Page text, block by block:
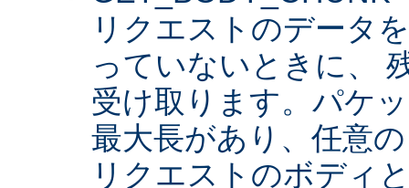
リクエストのデータ
っていないときに、
受け取ります。パケ
最大長があり、任意
リクエストのボディ